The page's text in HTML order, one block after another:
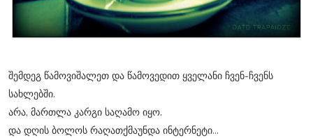
შემდეგ წამოვიშალეთ და წამოვედით ყველანი ჩვენ-ჩვენს
სახლებში.
არა, მართლა კარგი საღამო იყო.
და დღის ბოლოს რაღათქმაუნდა ინტერნეტი...